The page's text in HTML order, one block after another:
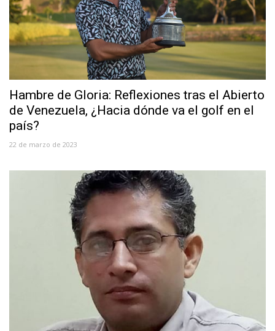
Hambre de Gloria: Reflexiones tras el Abierto
de Venezuela, ¿Hacia dónde va el golf en el
país?
22 de marzo de 2023